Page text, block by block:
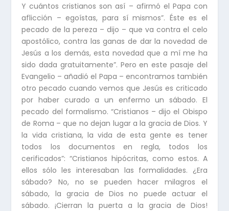
Y cuántos cristianos son así – afirmó el Papa con
aflicción – egoístas, para sí mismos”. Éste es el
pecado de la pereza – dijo – que va contra el celo
apostólico, contra las ganas de dar la novedad de
Jesús a los demás, esta novedad que a mí me ha
sido dada gratuitamente”. Pero en este pasaje del
Evangelio – añadió el Papa – encontramos también
otro pecado cuando vemos que Jesús es criticado
por haber curado a un enfermo un sábado. El
pecado del formalismo. “Cristianos – dijo el Obispo
de Roma – que no dejan lugar a la gracia de Dios. Y
la vida cristiana, la vida de esta gente es tener
todos los documentos en regla, todos los
cerificados”: “Cristianos hipócritas, como estos. A
ellos sólo les interesaban las formalidades. ¿Era
sábado? No, no se pueden hacer milagros el
sábado, la gracia de Dios no puede actuar el
sábado. ¡Cierran la puerta a la gracia de Dios!